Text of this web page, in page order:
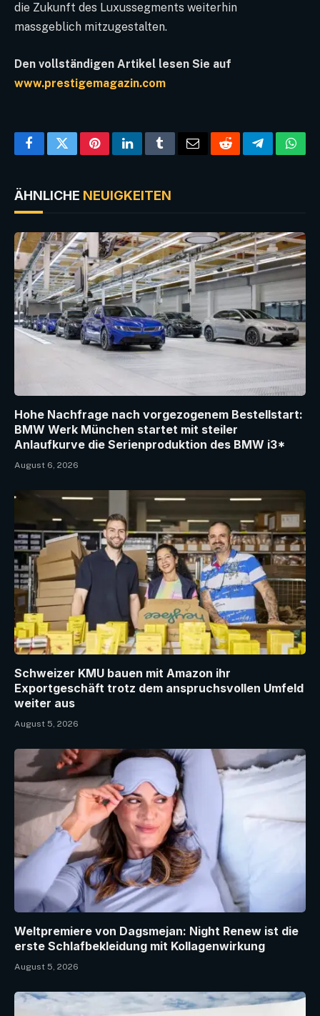
die Zukunft des Luxussegments weiterhin
massgeblich mitzugestalten.
Den vollständigen Artikel lesen Sie auf
www.prestigemagazin.com
FacebookTwitterPinterestLinkedInTumblrEmailRedditTelegram
ÄHNLICHE NEUIGKEITEN
Hohe Nachfrage nach vorgezogenem Bestellstart:
BMW Werk München startet mit steiler
Anlaufkurve die Serienproduktion des BMW i3*
August 6, 2026
Schweizer KMU bauen mit Amazon ihr
Exportgeschäft trotz dem anspruchsvollen Umfeld
weiter aus
August 5, 2026
Weltpremiere von Dagsmejan: Night Renew ist die
erste Schlafbekleidung mit Kollagenwirkung
August 5, 2026